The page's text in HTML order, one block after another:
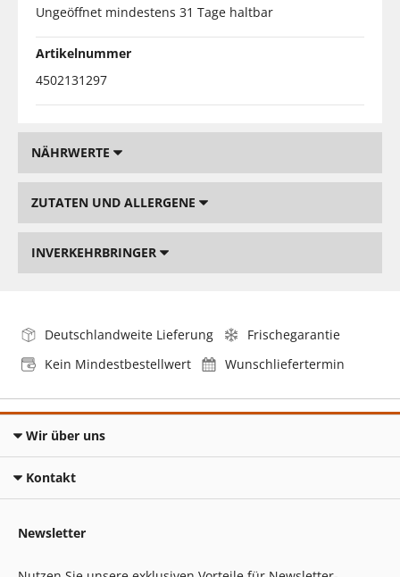
Ungeöffnet mindestens 31 Tage haltbar
Artikelnummer
4502131297
NÄHRWERTE
ZUTATEN UND ALLERGENE
INVERKEHRBRINGER
Deutschlandweite Lieferung
Frischegarantie
Kein Mindestbestellwert
Wunschliefertermin
Wir über uns
Kontakt
Newsletter